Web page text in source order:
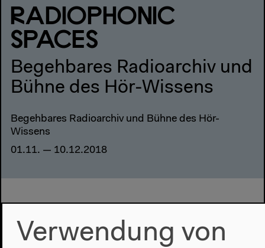
RADIOPHONIC
SPACES
Begehbares Radioarchiv und
Bühne des Hör-Wissens
Begehbares Radioarchiv und Bühne des Hör-
Wissens
01.11. — 10.12.2018
Verwendung von